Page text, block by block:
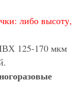
либо высоту,
125-170 мкм